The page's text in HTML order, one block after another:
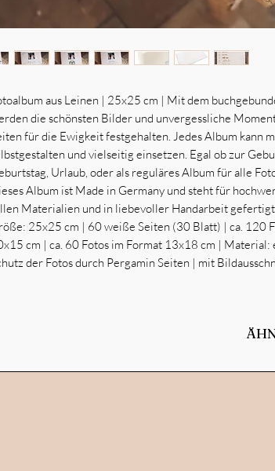
aus Leinen | 25x25 cm | Mit dem
die schönsten Bilder und unvergessliche
für die Ewigkeit festgehalten. Jedes Album kann
und vielseitig einsetzen. Egal ob zur
Urlaub, oder als reguläres Album für alle
Album ist Made in Germany und steht für
Materialien und in liebevoller Handarbeit
25x25 cm | 60 weiße Seiten (30 Blatt) | ca. 120
cm | ca. 60 Fotos im Format 13x18 cm | Material:
der Fotos durch Pergamin Seiten | mit